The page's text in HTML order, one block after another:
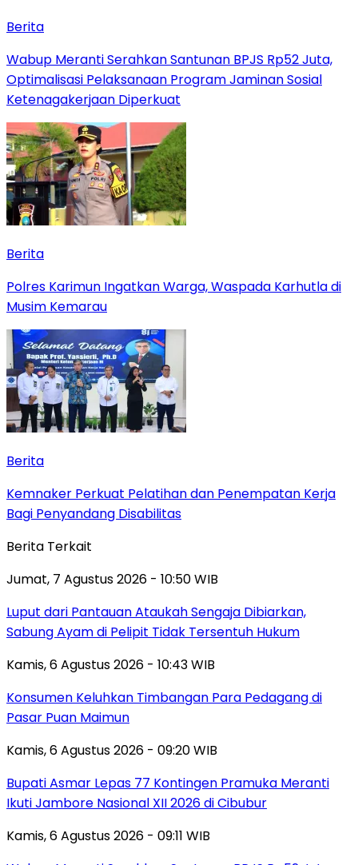
Berita
Wabup Meranti Serahkan Santunan BPJS Rp52 Juta,
Optimalisasi Pelaksanaan Program Jaminan Sosial
Ketenagakerjaan Diperkuat
Berita
Polres Karimun Ingatkan Warga, Waspada Karhutla di
Musim Kemarau
Berita
Kemnaker Perkuat Pelatihan dan Penempatan Kerja
Bagi Penyandang Disabilitas
Berita Terkait
Jumat, 7 Agustus 2026 - 10:50 WIB
Luput dari Pantauan Ataukah Sengaja Dibiarkan,
Sabung Ayam di Pelipit Tidak Tersentuh Hukum
Kamis, 6 Agustus 2026 - 10:43 WIB
Konsumen Keluhkan Timbangan Para Pedagang di
Pasar Puan Maimun
Kamis, 6 Agustus 2026 - 09:20 WIB
Bupati Asmar Lepas 77 Kontingen Pramuka Meranti
Ikuti Jambore Nasional XII 2026 di Cibubur
Kamis, 6 Agustus 2026 - 09:11 WIB